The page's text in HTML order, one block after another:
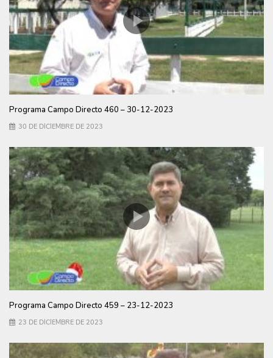
Programa Campo Directo 460 – 30-12-2023
30 DE DICIEMBRE DE 2023
Programa Campo Directo 459 – 23-12-2023
23 DE DICIEMBRE DE 2023